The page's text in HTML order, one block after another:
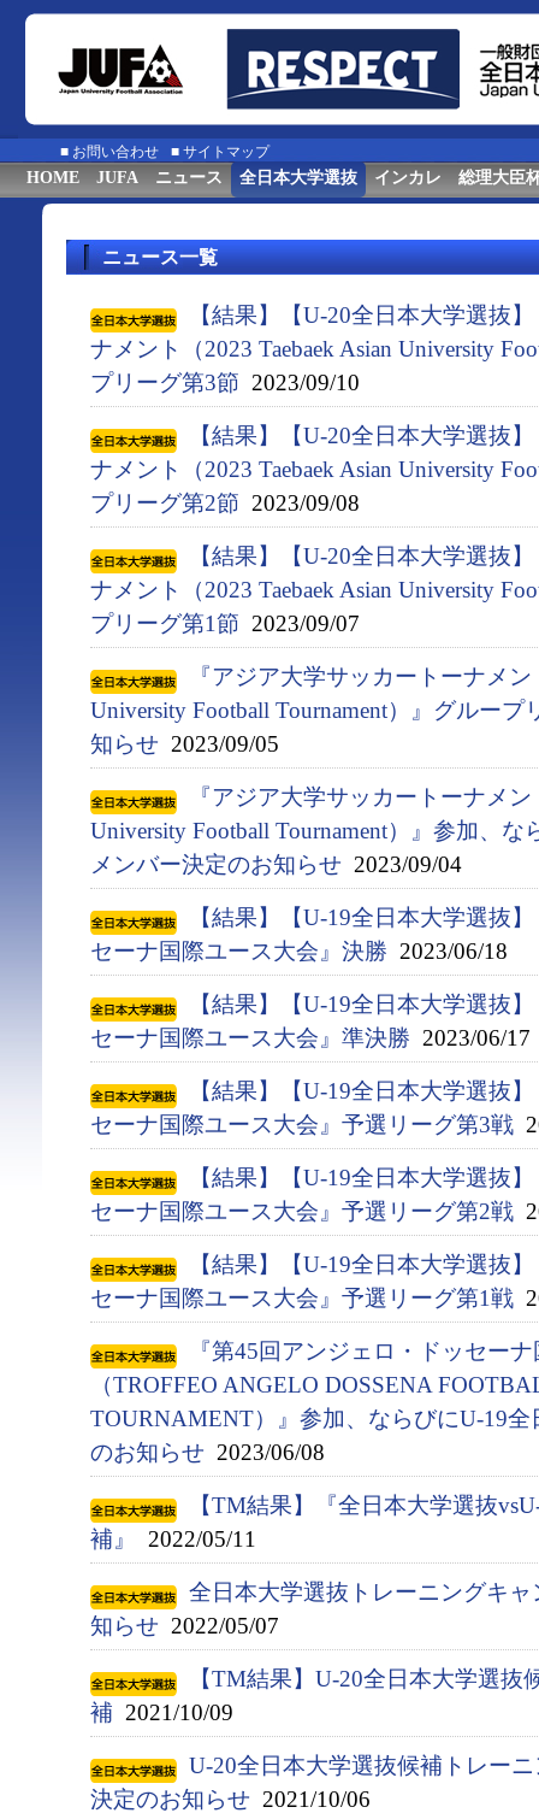
■ お問い合わせ ■ サイトマップ
HOME JUFA ニュース 全日本大学選抜 インカレ 総理大臣
ニュース一覧
【結果】【U-20全日本大学選抜
ナメント（2023 Taebaek Asian University
プリーグ第3節 2023/09/10
【結果】【U-20全日本大学選抜
ナメント（2023 Taebaek Asian University
プリーグ第2節 2023/09/08
【結果】【U-20全日本大学選抜
ナメント（2023 Taebaek Asian University
プリーグ第1節 2023/09/07
『アジア⼤学サッカートーナメン
University Football Tournament）』グルー
知らせ 2023/09/05
『アジア⼤学サッカートーナメン
University Football Tournament）』参加、
メンバー決定のお知らせ 2023/09/04
【結果】【U-19全日本大学選抜
セーナ国際ユース大会』決勝 2023/06/18
【結果】【U-19全日本大学選抜
セーナ国際ユース大会』準決勝 2023/06/17
【結果】【U-19全日本大学選抜
セーナ国際ユース大会』予選リーグ第3戦
【結果】【U-19全日本大学選抜
セーナ国際ユース大会』予選リーグ第2戦
【結果】【U-19全日本大学選抜
セーナ国際ユース大会』予選リーグ第1戦
『第45回アンジェロ・ドッセー
（TROFFEO ANGELO DOSSENA
TOURNAMENT）』参加、ならびにU-19
のお知らせ 2023/06/08
【TM結果】『全日本大学選抜
補』
2022/05/11
全日本大学選抜トレーニングキ
知らせ 2022/05/07
【TM結果】U-20全日本大学選抜
補 2021/10/09
U-20全日本大学選抜候補トレー
決定のお知らせ 2021/10/06